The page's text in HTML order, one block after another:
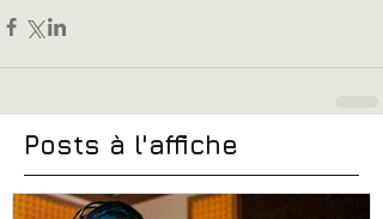
Posts à l'affiche